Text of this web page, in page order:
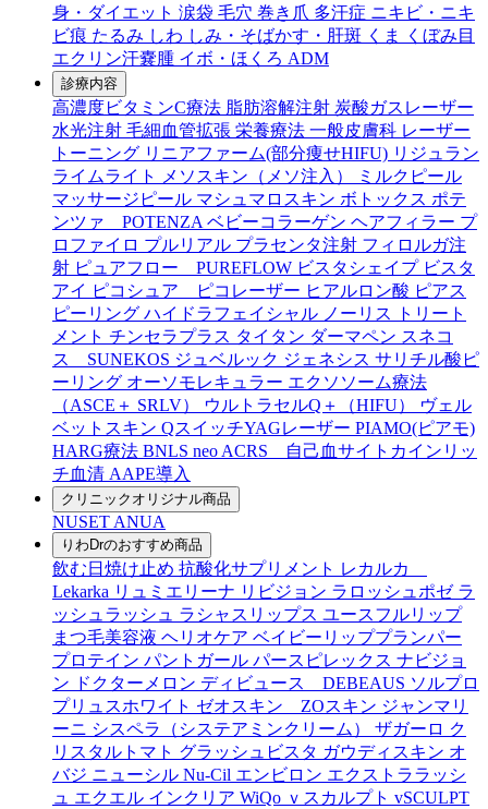
身・ダイエット 涙袋 毛穴 巻き爪 多汗症 ニキビ・ニキ
ビ痕 たるみ しわ しみ・そばかす・肝斑 くま
くぼみ目
エクリン汗嚢腫 イボ・ほくろ ADM
診療内容
高濃度ビタミンC療法 脂肪溶解注射 炭酸ガスレーザー
水光注射 毛細血管拡張 栄養療法 一般皮膚科 レーザー
トーニング リニアファーム(部分痩せHIFU) リジュラン
ライムライト
メソスキン（メソ注入）
ミルクピール
マッサージピール マシュマロスキン ボトックス ポテ
ンツァ POTENZA ベビーコラーゲン ヘアフィラー プ
ロファイロ プルリアル プラセンタ注射 フィロルガ注
射 ピュアフロー PUREFLOW ビスタシェイプ ビスタ
アイ ピコシュア ピコレーザー ヒアルロン酸 ピアス
ピーリング ハイドラフェイシャル ノーリス
トリート
メント チンセラプラス タイタン ダーマペン スネコ
ス SUNEKOS ジュベルック ジェネシス サリチル酸ピ
ーリング オーソモレキュラー エクソソーム療法
（ASCE＋ SRLV）
ウルトラセルQ＋（HIFU）
ヴェル
ベットスキン QスイッチYAGレーザー PIAMO(ピアモ)
HARG療法 BNLS neo ACRS 自己血サイトカインリッ
チ血清 AAPE導入
クリニックオリジナル商品
NUSET ANUA
りわDrのおすすめ商品
飲む日焼け止め 抗酸化サプリメント レカルカ
Lekarka リュミエリーナ リビジョン ラロッシュポゼ ラ
ッシュラッシュ ラシャスリップス ユースフルリップ
まつ毛美容液 ヘリオケア ベイビーリッププランパー
プロテイン パントガール パースピレックス ナビジョ
ン ドクターメロン ディビュース DEBEAUS ソルプロ
プリュスホワイト ゼオスキン ZOスキン ジャンマリ
ーニ シスペラ（システアミンクリーム） ザガーロ ク
リスタルトマト グラッシュビスタ ガウディスキン オ
バジ ニューシル Nu-Cil エンビロン エクストララッシ
ュ エクエル インクリア WiQo ｖスカルプト vSCULPT